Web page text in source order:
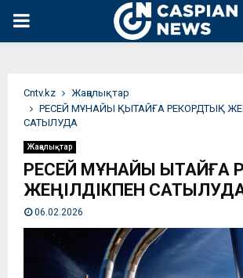
PRIMARY
Сntv.kz
Жаңалықтар
РЕСЕЙ МҰНАЙЫ ҚЫТАЙҒА РЕКОРДТЫҚ
САТЫЛУДА
Жаңалықтар
РЕСЕЙ МҰНАЙЫ ҚЫТАЙҒА
ЖЕҢІЛДІКПЕН
06.02.2026